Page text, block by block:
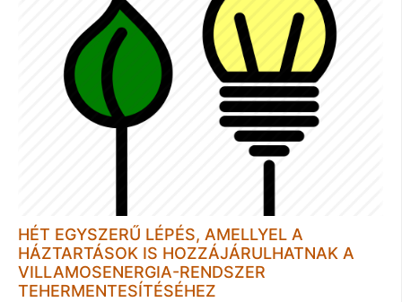
HÉT EGYSZERŰ LÉPÉS, AMELLYEL A
HÁZTARTÁSOK IS HOZZÁJÁRULHATNAK A
VILLAMOSENERGIA-RENDSZER
TEHERMENTESÍTÉSÉHEZ